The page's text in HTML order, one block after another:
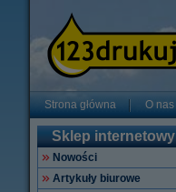
Strona główna O nas
Sklep internetowy
Nowości
Artykuły biurowe